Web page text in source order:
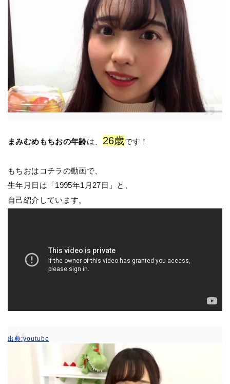
まみむめもちおの年齢は、 26歳です！
もちおはコチラの動画で、
生年月日は「1995年1月27日」と、
自己紹介しています。
出典:youtube